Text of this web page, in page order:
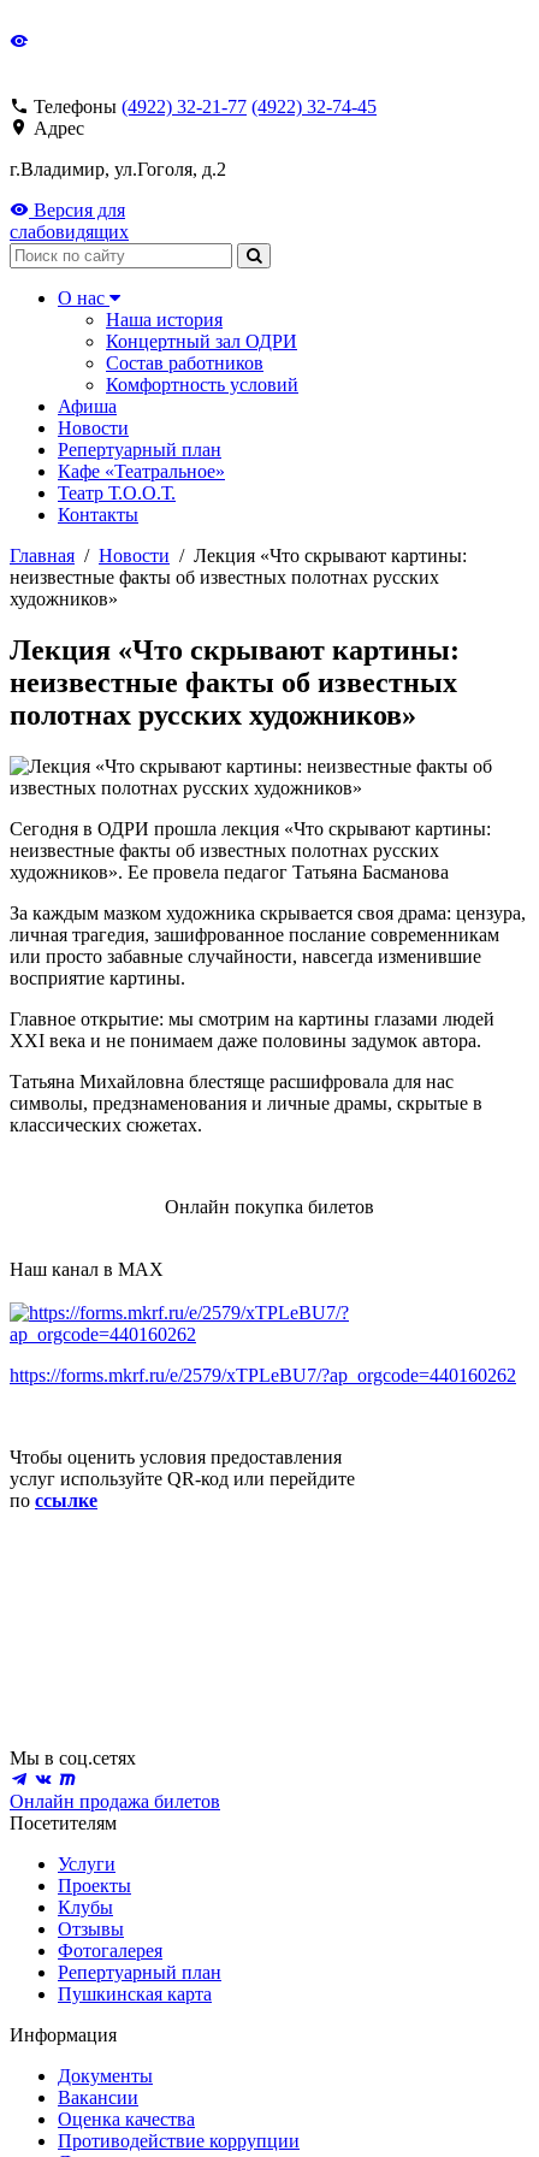
Телефоны (4922) 32-21-77 (4922) 32-74-45
Адрес
г.Владимир, ул.Гоголя, д.2
Версия для
слабовидящих
Поиск
О нас
Наша история
Концертный зал ОДРИ
Состав работников
Комфортность условий
Афиша
Новости
Репертуарный план
Кафе «Театральное»
Театр Т.О.О.Т.
Контакты
Главная / Новости / Лекция «Что скрывают картины:
неизвестные факты об известных полотнах русских
художников»
Лекция «Что скрывают картины:
неизвестные факты об известных
полотнах русских художников»
Сегодня в ОДРИ прошла лекция «Что скрывают картины:
неизвестные факты об известных полотнах русских
художников». Ее провела педагог Татьяна Басманова
За каждым мазком художника скрывается своя драма: цензура,
личная трагедия, зашифрованное послание современникам
или просто забавные случайности, навсегда изменившие
восприятие картины.
Главное открытие: мы смотрим на картины глазами людей
XXI века и не понимаем даже половины задумок автора.
Татьяна Михайловна блестяще расшифровала для нас
символы, предзнаменования и личные драмы, скрытые в
классических сюжетах.
Онлайн покупка билетов
Наш канал в MAX
https://forms.mkrf.ru/e/2579/xTPLeBU7/?ap_orgcode=440160262
Чтобы оценить условия предоставления
услуг используйте QR-код или перейдите
по ссылке
Мы в соц.сетях
Онлайн продажа билетов
Посетителям
Услуги
Проекты
Клубы
Отзывы
Фотогалерея
Репертуарный план
Пушкинская карта
Информация
Документы
Вакансии
Оценка качества
Противодействие коррупции